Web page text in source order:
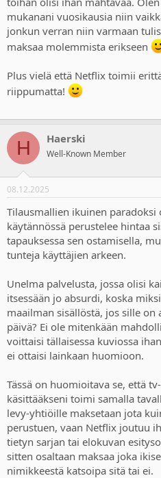
mukanani vuosikausia niin
jonkun verran niin varmaan
maksaa molemmista erikseen
Plus vielä että Netflix toimii
riippumatta!
H Haerski
Well-Known Member
08.12.2025
Tilausmallien ikuinen paradoksi
käytännössä perustelee hintaa
tapauksessa sen ostamisella,
tunteja käyttäjien arkeen.
Unelma palvelusta, jossa olisi
itsessään jo absurdi, koska
maailman sisällöstä, jos sille
päivä? Ei ole mitenkään
voittaisi tällaisessa kuviossa
ei ottaisi lainkaan huomioon.
Tässä on huomioitava se, että
käsittääkseni toimi samalla
levy-yhtiöille maksetaan jota
perustuen, vaan Netflix joutuu
tietyn sarjan tai elokuvan
sitten osaltaan maksaa joka
nimikkeestä katsoipa sitä tai ei.